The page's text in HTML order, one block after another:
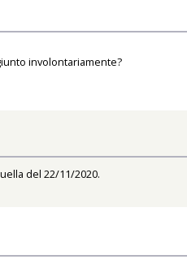
involontariamente?
del 22/11/2020.